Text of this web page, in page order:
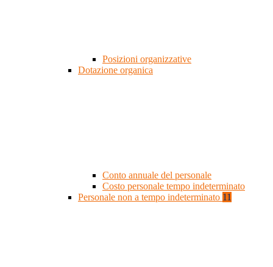
Posizioni organizzative
Dotazione organica
Conto annuale del personale
Costo personale tempo indeterminato
Personale non a tempo indeterminato 11